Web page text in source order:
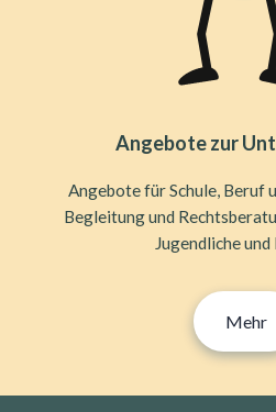
Angebote zur
Angebote für Schule, Beruf
Begleitung und
Jugendliche
Mehr